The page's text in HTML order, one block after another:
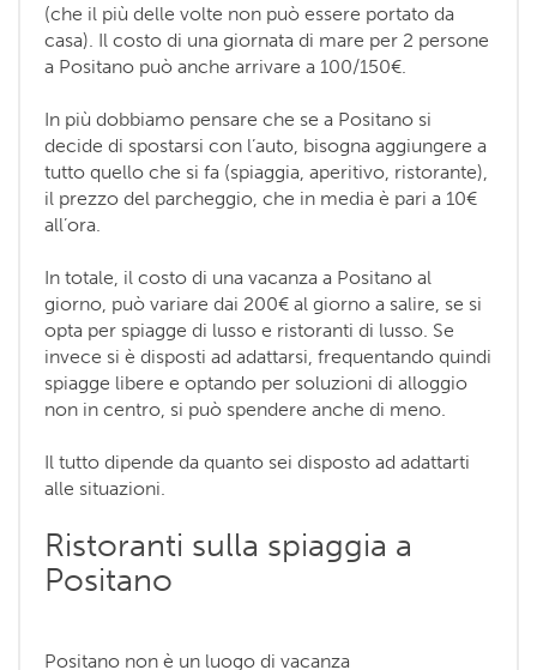
(che il più delle volte non può essere portato da
casa). Il costo di una giornata di mare per 2 persone
a Positano può anche arrivare a 100/150€.
In più dobbiamo pensare che se a Positano si
decide di spostarsi con l’auto, bisogna aggiungere a
tutto quello che si fa (spiaggia, aperitivo, ristorante),
il prezzo del parcheggio, che in media è pari a 10€
all’ora.
In totale, il costo di una vacanza a Positano al
giorno, può variare dai 200€ al giorno a salire, se si
opta per spiagge di lusso e ristoranti di lusso. Se
invece si è disposti ad adattarsi, frequentando quindi
spiagge libere e optando per soluzioni di alloggio
non in centro, si può spendere anche di meno.
Il tutto dipende da quanto sei disposto ad adattarti
alle situazioni.
Ristoranti sulla spiaggia a
Positano
Positano non è un luogo di vacanza